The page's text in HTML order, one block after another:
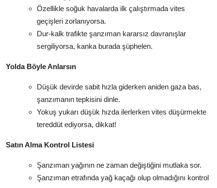
Özellikle soğuk havalarda ilk çalıştırmada vites
geçişleri zorlanıyorsa.
Dur-kalk trafikte şanzıman kararsız davranışlar
sergiliyorsa, kanka burada şüphelen.
Yolda Böyle Anlarsın
Düşük devirde sabit hızla giderken aniden gaza bas,
şanzımanın tepkisini dinle.
Yokuş yukarı düşük hızda ilerlerken vites düşürmekte
tereddüt ediyorsa, dikkat!
Satın Alma Kontrol Listesi
Şanzıman yağının ne zaman değiştiğini mutlaka sor.
Şanzıman etrafında yağ kaçağı olup olmadığını kontrol